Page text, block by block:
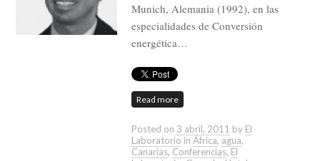
Munich, Alemania (1992), en las
especialidades de Conversión
energética…
Read more
Posted on 3 abril, 2011 by El
Laboratorio in África, agua,
Canarias, Conferencias, El